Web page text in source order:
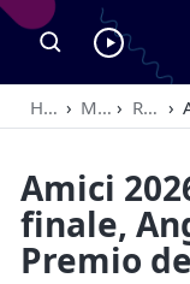
Ascolta
in
Home › Magazine › Radio News ›
Amici
finale,
Premio